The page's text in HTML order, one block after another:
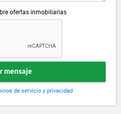
ofertas inmobiliarias
mensaje
de servicio y privacidad